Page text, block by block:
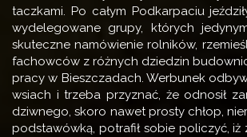
taczkami. Po całym Podkarpaciu
wydelegowane grupy, których
skuteczne namówienie rolników,
fachowców z różnych dziedzin
pracy w Bieszczadach. Werbunek
wsiach i trzeba przyznać, że odnosił
dziwnego, skoro nawet prosty chłop,
podstawówką, potrafił sobie policzyć, iż